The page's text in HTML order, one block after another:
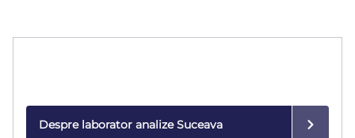
Despre laborator analize Suceava